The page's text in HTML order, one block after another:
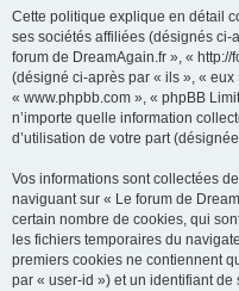
Cette politique explique en détail
ses sociétés affiliées (désignés ci-
forum de DreamAgain.fr », «
(désigné ci-après par « ils », «
« www.phpbb.com », « phpBB
n’importe quelle information
d’utilisation de votre part
Vos informations sont collectées
naviguant sur « Le forum de
certain nombre de cookies, qui
les fichiers temporaires du
premiers cookies ne contiennent
par « user-id ») et un identifiant